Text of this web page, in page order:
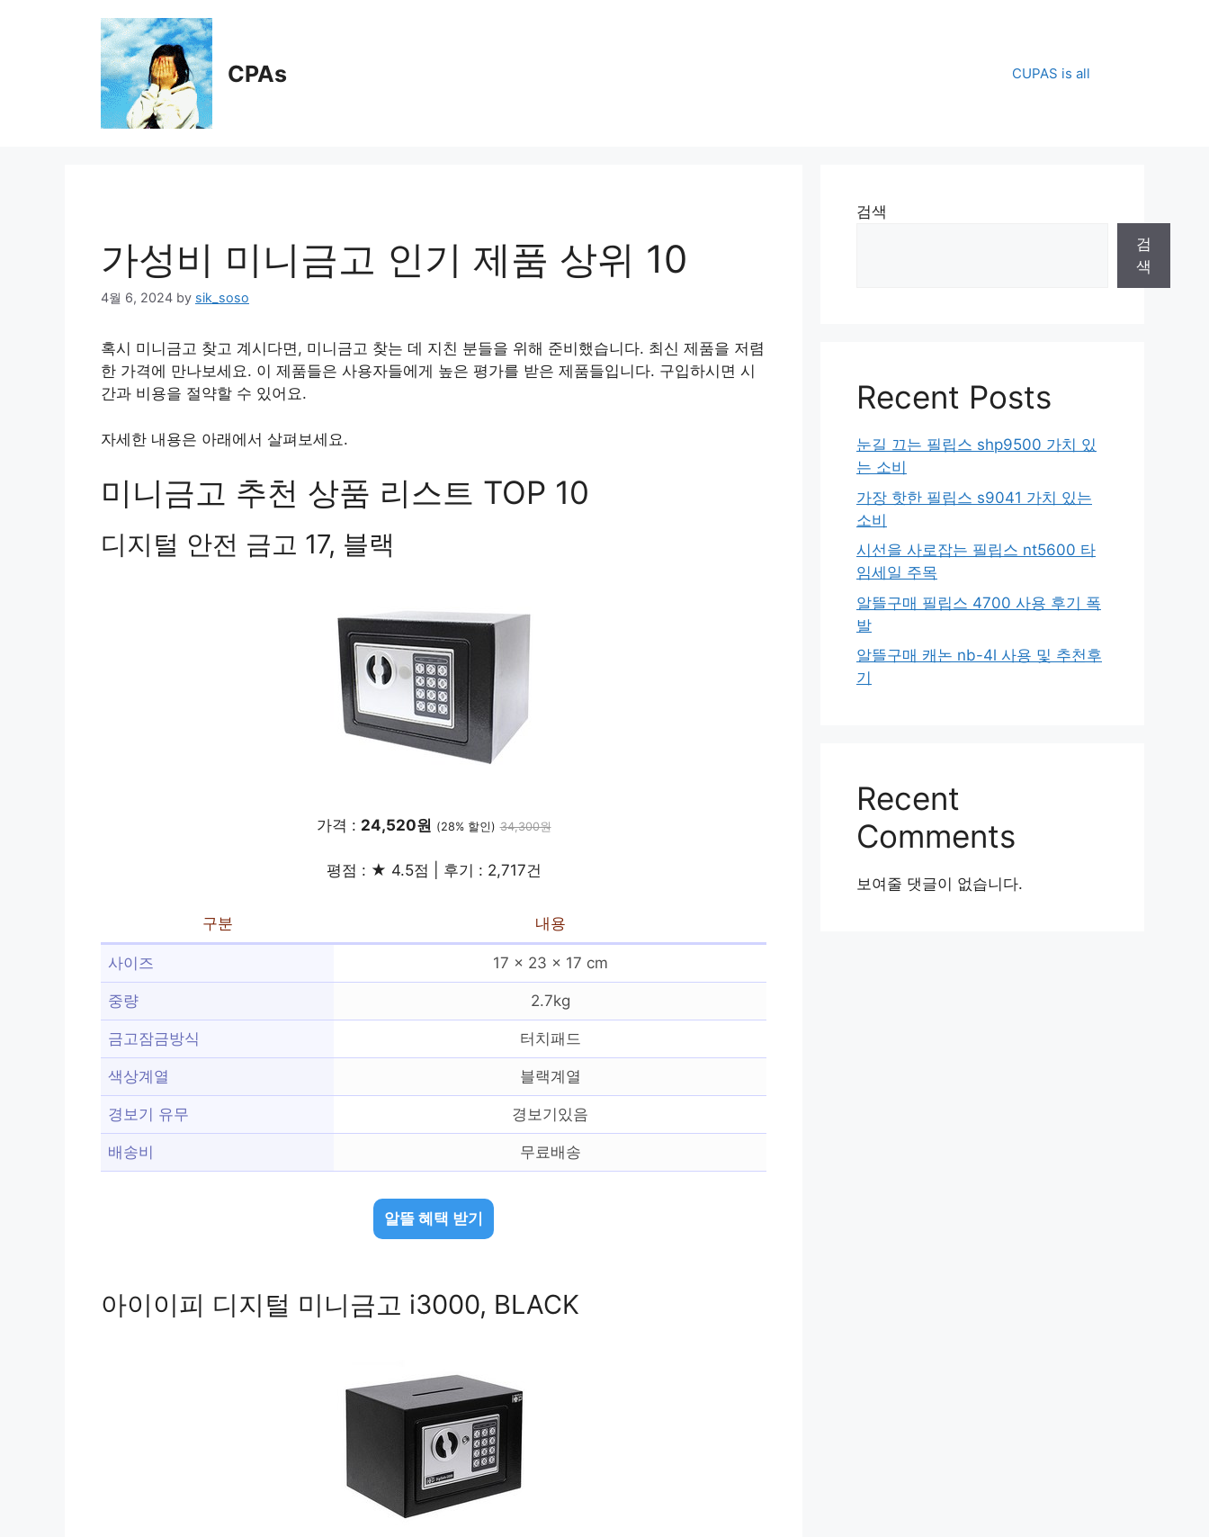
CPAs CUPAS is all
가성비 미니금고 인기 제품 상위 10
4월 6, 2024 by sik_soso
혹시 미니금고 찾고 계시다면, 미니금고 찾는 데 지친 분들을 위해 준비했습니다. 최신 제품을 저렴
한 가격에 만나보세요. 이 제품들은 사용자들에게 높은 평가를 받은 제품들입니다. 구입하시면 시
간과 비용을 절약할 수 있어요.
자세한 내용은 아래에서 살펴보세요.
미니금고 추천 상품 리스트 TOP 10
디지털 안전 금고 17, 블랙
가격 : 24,520원 (28% 할인) 34,300원
평점 : ★ 4.5점 | 후기 : 2,717건
구분 내용
사이즈 17 x 23 x 17 cm
중량 2.7kg
금고잠금방식 터치패드
색상계열 블랙계열
경보기 유무 경보기있음
배송비 무료배송
알뜰 혜택 받기
아이이피 디지털 미니금고 i3000, BLACK
검색
검
색
Recent Posts
눈길 끄는 필립스 shp9500 가치 있
는 소비
가장 핫한 필립스 s9041 가치 있는
소비
시선을 사로잡는 필립스 nt5600 타
임세일 주목
알뜰구매 필립스 4700 사용 후기 폭
발
알뜰구매 캐논 nb-4l 사용 및 추천후
기
Recent
Comments
보여줄 댓글이 없습니다.